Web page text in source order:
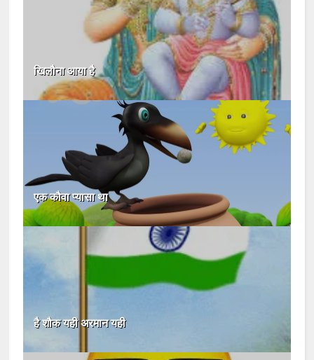
खिलौना आया है
एक कौवा प्यासा था
है शौक यही अरमान यही